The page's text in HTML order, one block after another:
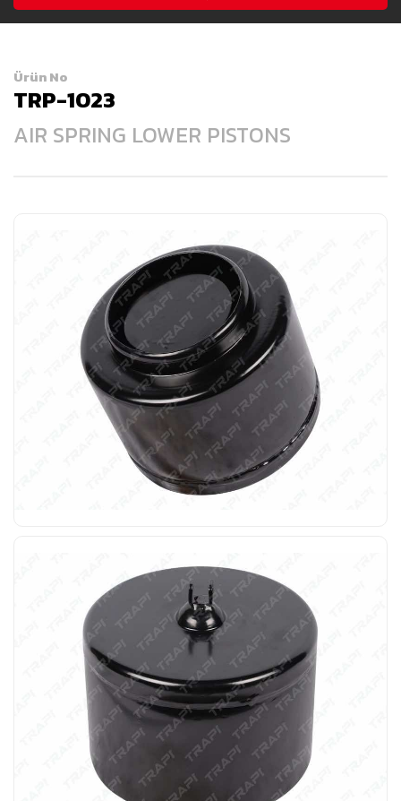
Ürün No
TRP-1023
AIR SPRING LOWER PISTONS